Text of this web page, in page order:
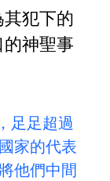
犯下的
神聖事
足足超過
家的代表
他們中間